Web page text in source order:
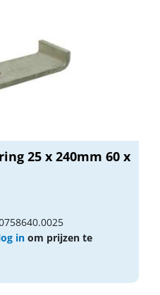
25 x 240mm 60 x
in om prijzen te